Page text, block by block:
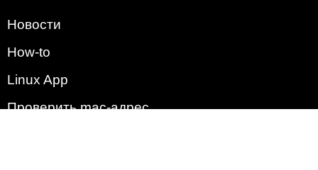
Новости
How-to
Linux App
Проверить mac-адрес